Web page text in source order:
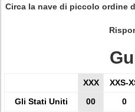
Circa la nave di piccolo ordine
XXX XXS-
Gli Stati Uniti
00 0